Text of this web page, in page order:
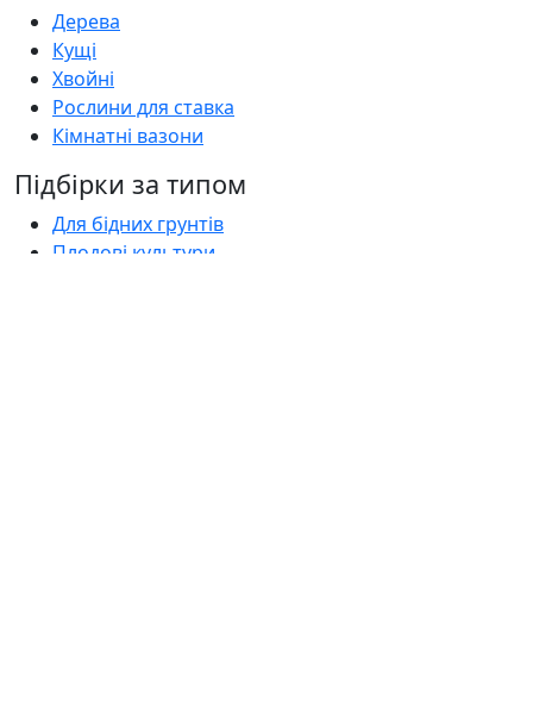
Дерева
Кущі
Хвойні
Рослини для ставка
Кімнатні вазони
Підбірки за типом
Для бідних грунтів
Плодові культури